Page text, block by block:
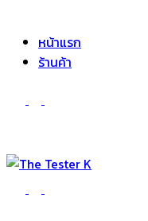
หน้าแรก
ร้านค้า
The Tester K
Korean cosmetics